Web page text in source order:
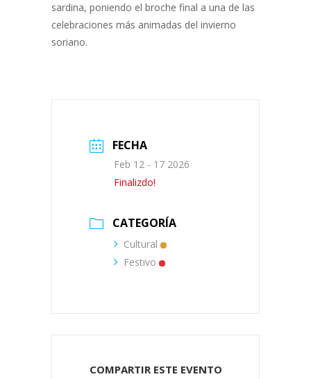
sardina, poniendo el broche final a una de las
celebraciones más animadas del invierno
soriano.
FECHA
Feb 12 - 17 2026
Finalizdo!
CATEGORÍA
Cultural
Festivo
COMPARTIR ESTE EVENTO